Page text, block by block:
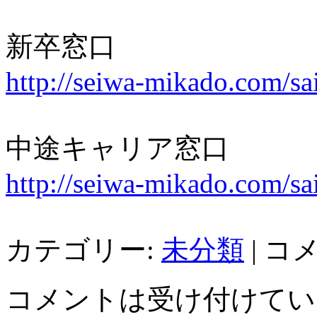
新卒窓口
http://seiwa-mikado.com/
中途キャリア窓口
http://seiwa-mikado.com/
カテゴリー: 未分類 | コ
コメントは受け付けて